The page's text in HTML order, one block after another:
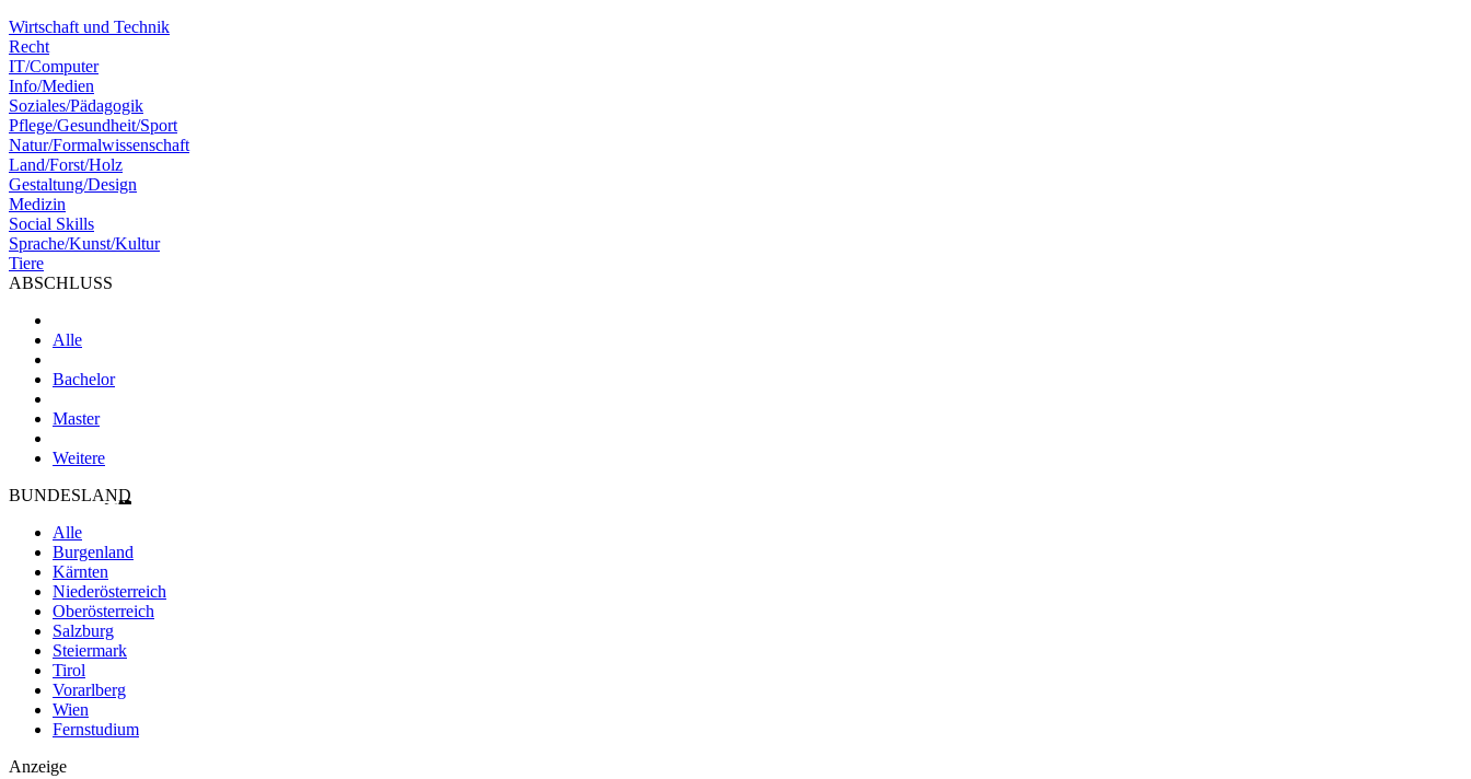
Wirtschaft und Technik
Recht
IT/Computer
Info/Medien
Soziales/Pädagogik
Pflege/Gesundheit/Sport
Natur/Formalwissenschaft
Land/Forst/Holz
Gestaltung/Design
Medizin
Social Skills
Sprache/Kunst/Kultur
Tiere
ABSCHLUSS
Alle
Bachelor
Master
Weitere
BUNDESLAND
Alle
Burgenland
Kärnten
Niederösterreich
Oberösterreich
Salzburg
Steiermark
Tirol
Vorarlberg
Wien
Fernstudium
Anzeige